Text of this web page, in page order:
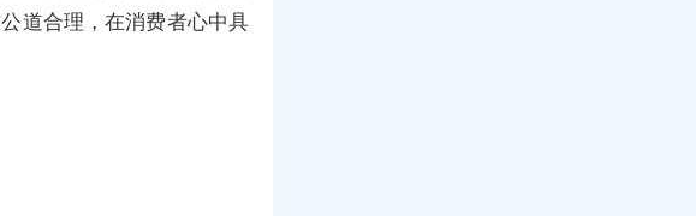
道合理，在消费者心中具